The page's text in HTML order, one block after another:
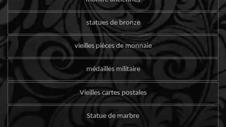
statues de bronze
vieilles pièces de monnaie
médailles militaire
Vieilles cartes postales
Statue de marbre